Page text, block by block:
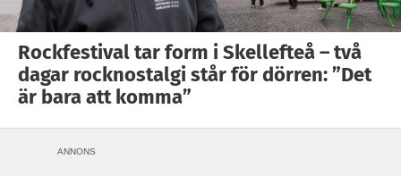
Rockfestival tar form i Skellefteå – två
dagar rocknostalgi står för dörren: ”Det
är bara att komma”
ANNONS